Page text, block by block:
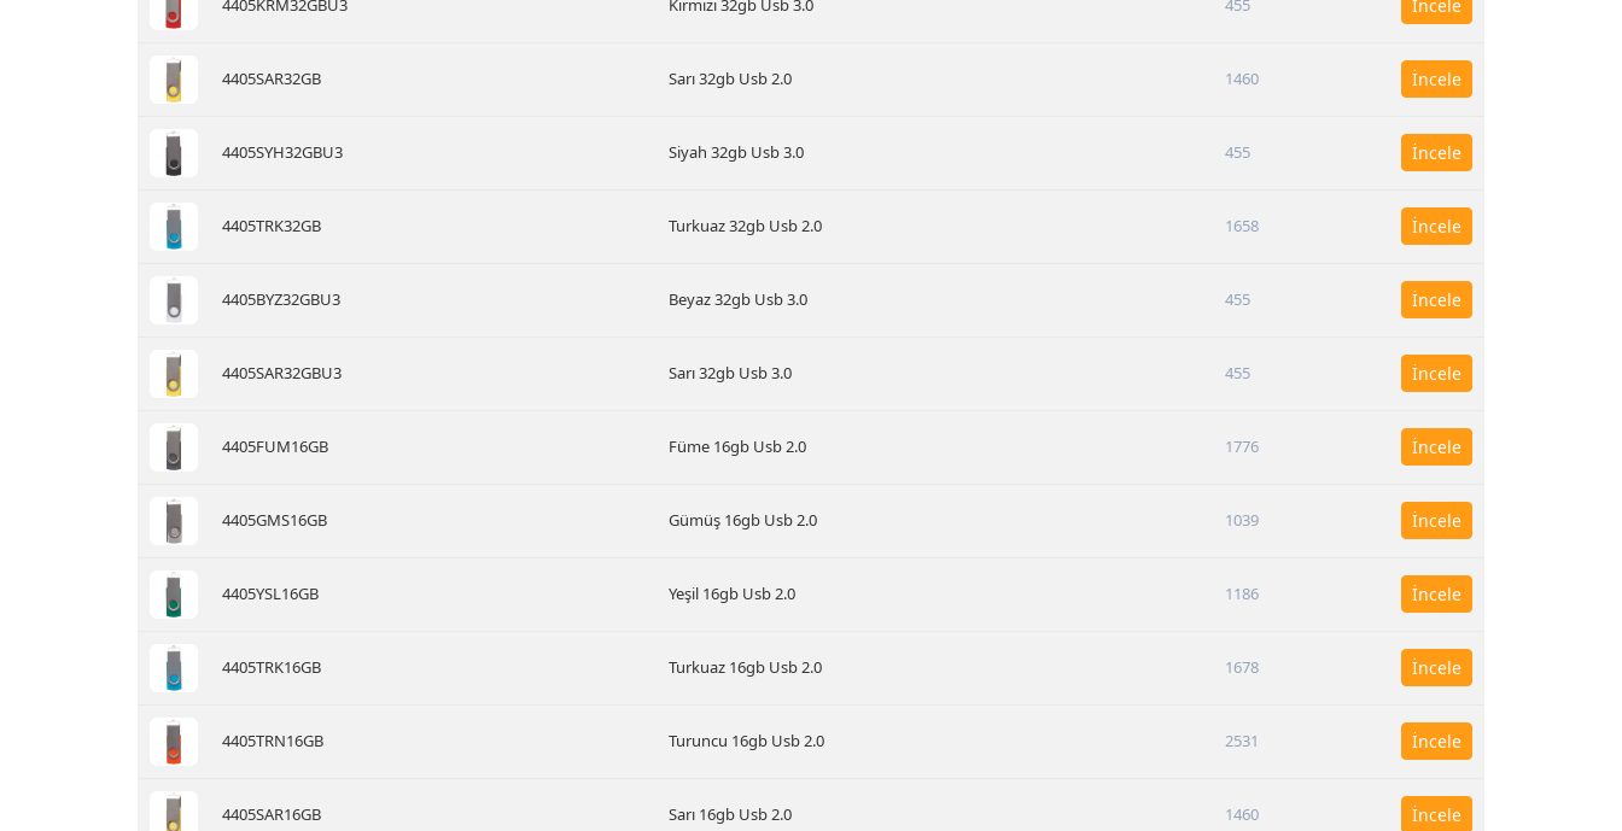
4405KRM32GBU3 Kırmızı 32gb Usb 3.0 455 İncele
4405SAR32GB Sarı 32gb Usb 2.0 1460 İncele
4405SYH32GBU3 Siyah 32gb Usb 3.0 455 İncele
4405TRK32GB Turkuaz 32gb Usb 2.0 1658 İncele
4405BYZ32GBU3 Beyaz 32gb Usb 3.0 455 İncele
4405SAR32GBU3 Sarı 32gb Usb 3.0 455 İncele
4405FUM16GB Füme 16gb Usb 2.0 1776 İncele
4405GMS16GB Gümüş 16gb Usb 2.0 1039 İncele
4405YSL16GB Yeşil 16gb Usb 2.0 1186 İncele
4405TRK16GB Turkuaz 16gb Usb 2.0 1678 İncele
4405TRN16GB Turuncu 16gb Usb 2.0 2531 İncele
4405SAR16GB Sarı 16gb Usb 2.0 1460 İncele